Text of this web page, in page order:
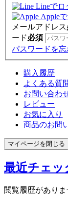
Lineでロ
Apple
メールアドレス
ード必須
パスワードを
購入履歴
よくある質
お問い合わ
レビュー
お気に入り
商品のお問
マイページを閉じる
最近チェッ
閲覧履歴がありま